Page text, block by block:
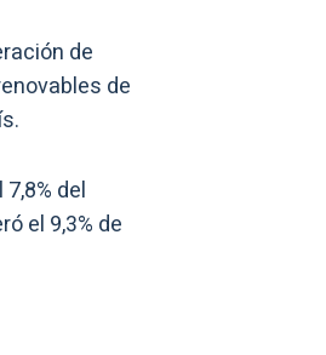
de
de
del
el 9,3% de